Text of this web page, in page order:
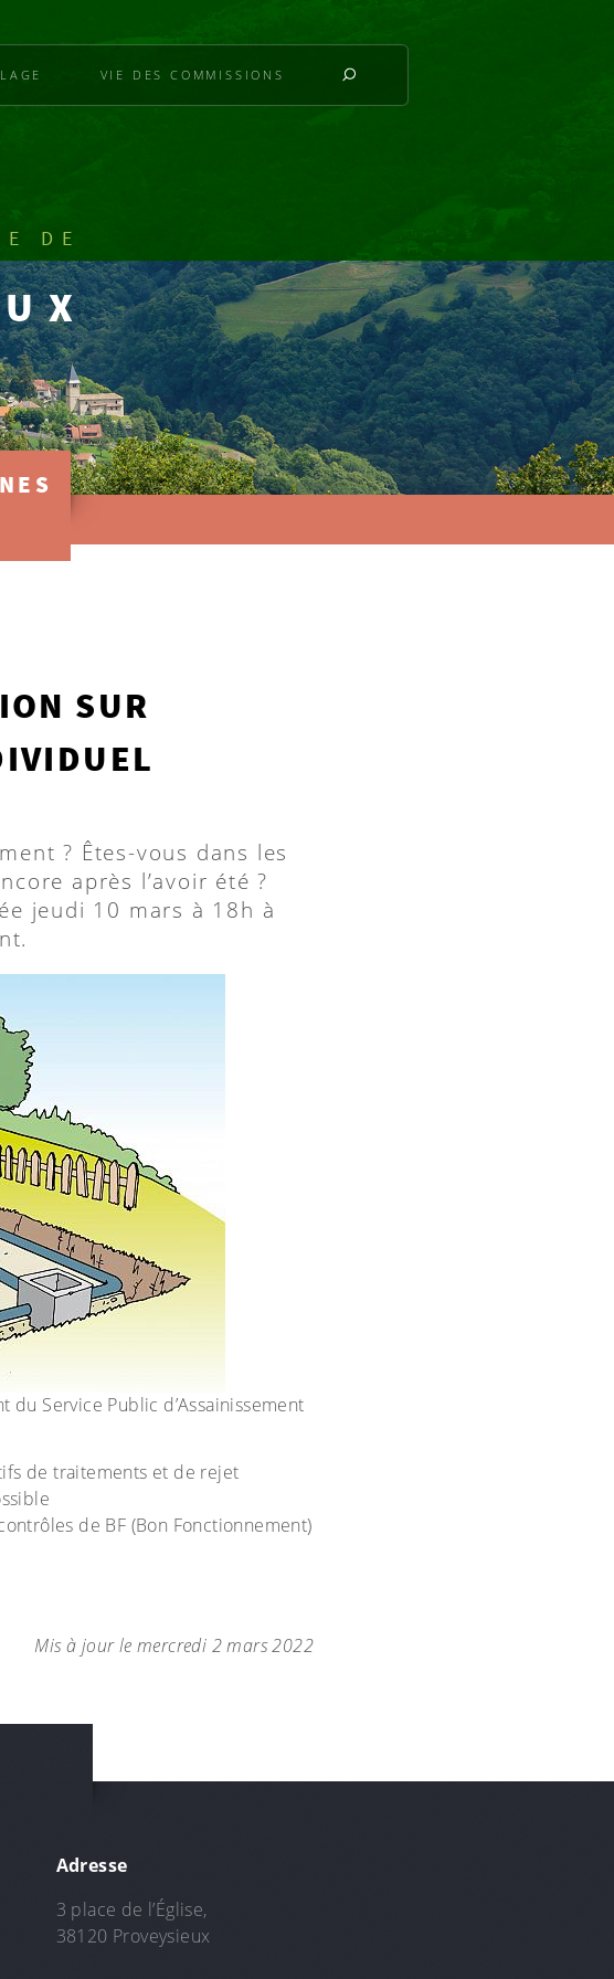
DE
VIE DES COMMISSIONS
SUR
? Êtes-vous dans les
après l’avoir été ?
jeudi 10 mars à 18h à
Service Public d’Assainissement
de traitements et de rejet
de BF (Bon Fonctionnement)
Mis à jour le mercredi 2 mars 2022
Adresse
3 place de l’Église,
38120 Proveysieux